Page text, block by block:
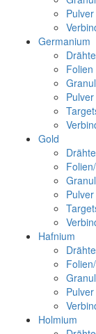
Pulver
Germanium
Folien
Pulver
Gold
Pulver
Hafnium
Pulver
Holmium